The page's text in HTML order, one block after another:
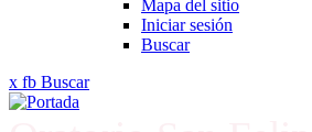
Mapa del sitio
Iniciar sesión
Buscar
x fb Buscar